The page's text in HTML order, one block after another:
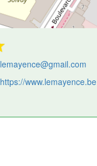
lemayence@gmail.com
https://www.lemayence.be